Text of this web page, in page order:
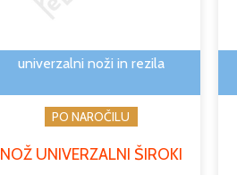
univerzalni noži in rezila
PO NAROČILU
NOŽ UNIVERZALNI ŠIROKI